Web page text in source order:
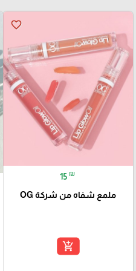
favorite_border
15 ₪
ملمع شفاه من شركة OG
add_shopping_cart